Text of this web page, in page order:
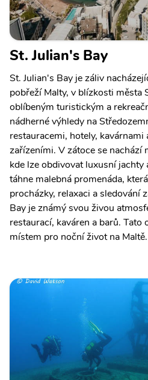
St. Julian's Bay
St. Julian's Bay je záliv
pobřeží Malty, v blízkosti města
oblíbeným turistickým a
nádherné výhledy na
restauracemi, hotely,
zařízeními. V zátoce se nachází
kde lze obdivovat luxusní jachty
táhne malebná promenáda,
procházky, relaxaci a sledování
Bay je známý svou živou
restaurací, kaváren a barů. Tato
místem pro noční život na Maltě.